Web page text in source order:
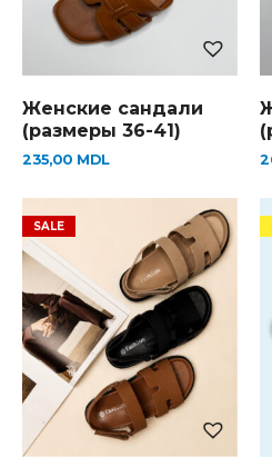
Женские сандали
(размеры 36-41)
235,00 MDL